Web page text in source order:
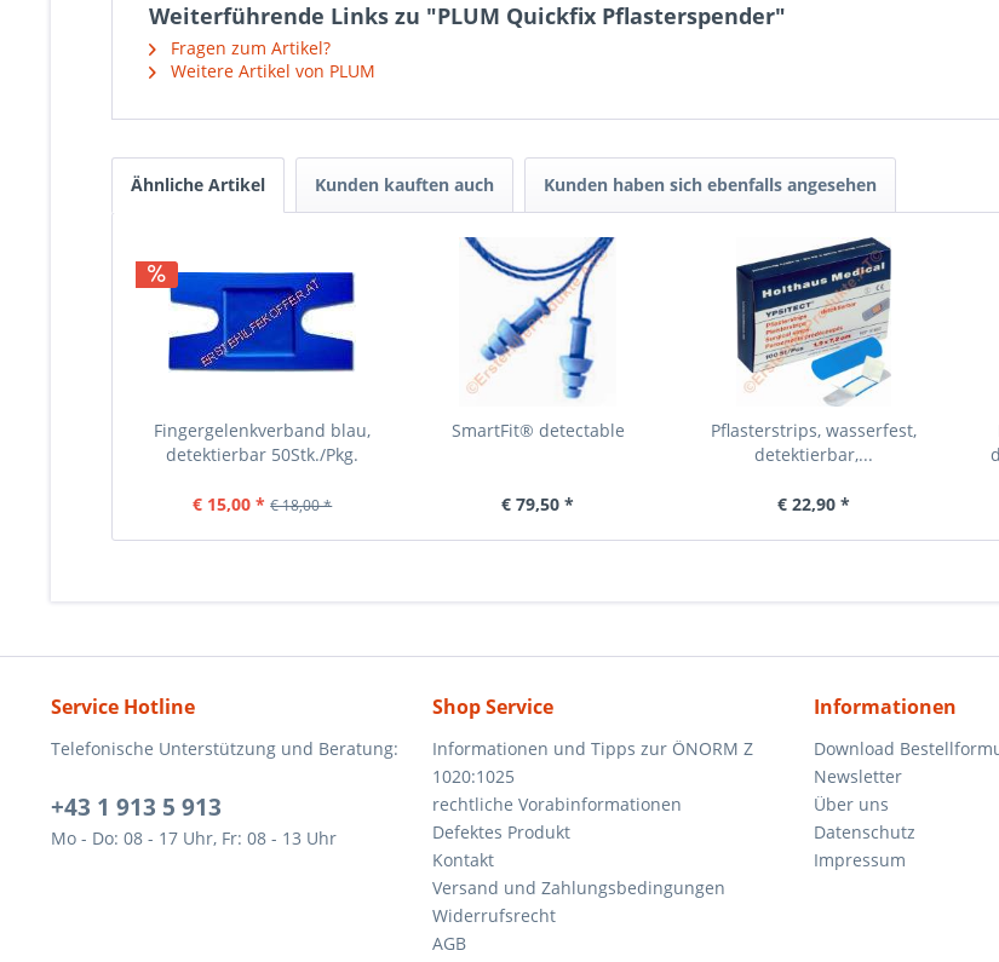
Weiterführende Links zu "PLUM Quickfix Pflasterspender"
Fragen zum Artikel?
Weitere Artikel von PLUM
Ähnliche Artikel Kunden kauften auch Kunden haben sich ebenfalls angesehen
Fingergelenkverband blau,
detektierbar 50Stk./Pkg.
€ 15,00 * € 18,00 *
SmartFit® detectable
€ 79,50 *
Pflasterstrips, wasserfest,
detektierbar,...
€ 22,90 *
Service Hotline
Telefonische Unterstützung und Beratung:
+43 1 913 5 913
Mo - Do: 08 - 17 Uhr, Fr: 08 - 13 Uhr
Shop Service
Informationen und Tipps zur ÖNORM Z
1020:1025
rechtliche Vorabinformationen
Defektes Produkt
Kontakt
Versand und Zahlungsbedingungen
Widerrufsrecht
AGB
Informationen
Download
Newsletter
Über uns
Datenschutz
Impressum